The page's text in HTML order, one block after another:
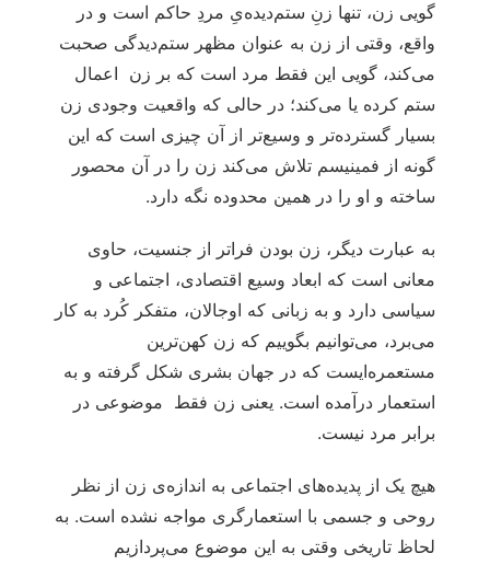
گویی زن، تنها زنِ ستم‌دیده‌یِ مردِ حاکم است و در
واقع، وقتی از زن به عنوان مظهر ستم‌دیدگی صحبت
می‌کند، گویی این فقط مرد است که بر زن اعمال
ستم کرده یا می‌کند؛ در حالی که واقعیت وجودی زن
بسیار گسترده‌تر و وسیع‌تر از آن چیزی است که این
گونه از فمینیسم تلاش می‌کند زن را در آن محصور
ساخته و او را در همین محدوده نگه دارد.
به عبارت دیگر، زن بودن فراتر از جنسیت، حاوی
معانی است که ابعاد وسیع اقتصادی، اجتماعی و
سیاسی دارد و به زبانی که اوجالان، متفکر کُرد به کار
می‌برد، می‌توانیم بگوییم که زن کهن‌ترین
مستعمره‌ایست که در جهان بشری شکل گرفته و به
استعمار درآمده است. یعنی زن فقط موضوعی در
برابر مرد نیست.
هیچ یک از پدیده‌های اجتماعی به اندازه‌ی زن از نظر
روحی و جسمی با استعمارگری مواجه نشده است. به
لحاظ تاریخی وقتی به این موضوع می‌پردازیم